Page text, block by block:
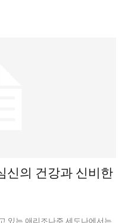
신의 건강과 신비한
있는 애리조나주 세도나에서는